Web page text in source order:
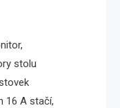
stolu
16 A stačí,